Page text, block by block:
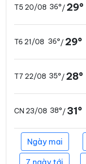
T5 20/08 36°/ 29°
T6 21/08 36°/ 29°
T7 22/08 35°/ 28°
CN 23/08 38°/31°
Ngày mai
7 ngày tới